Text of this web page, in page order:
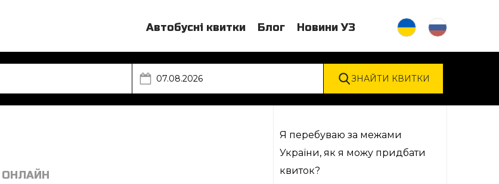
Автобусні квитки Блог Новини УЗ
Я перебуваю за межами
України, як я можу придбати
квиток?